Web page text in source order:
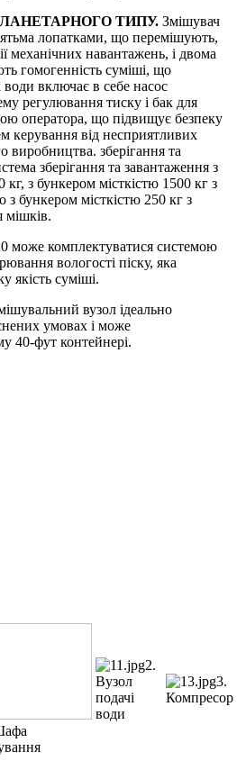
ТИПУ. Змішувач
лопатками, що перемішують,
механічних навантажень, і двома
гомогенність суміші, що
води включає в себе насос
регулювання тиску і бак для
оператора, що підвищує безпеку
керування від несприятливих
виробництва. зберігання та
зберігання та завантаження з
з бункером місткістю 1500 кг з
з бункером місткістю 250 кг з
мішків.
може комплектуватися системою
вологості піску, яка
якість суміші.
вузол ідеально
умовах і може
40-фут контейнері.
2.
Вузол
подачі
води
3.
Компресор